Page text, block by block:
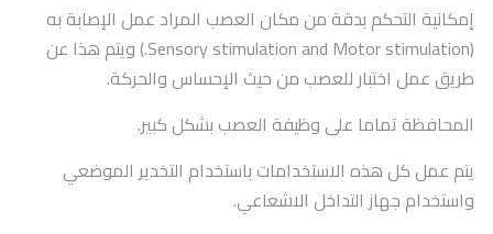
إمكانية التحكم بدقة من مكان العصب المراد عمل الإصابة به
(Sensory stimulation and Motor stimulation.) ويتم هذا عن
طريق عمل اختبار للعصب من حيث الإحساس والحركة.
المحافظة تماما على وظيفة العصب بشكل كبير.
يتم عمل كل هذه الاستخدامات باستخدام التخدير الموضعي
واستخدام جهاز التداخل الاشعاعي.